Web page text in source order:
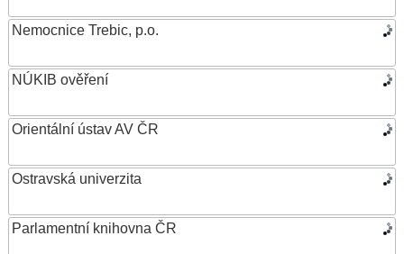
Nemocnice Trebic, p.o.
NÚKIB ověření
Orientální ústav AV ČR
Ostravská univerzita
Parlamentní knihovna ČR